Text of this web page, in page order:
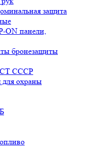
защита
ON панели,
бронезащиты
СССР
охраны